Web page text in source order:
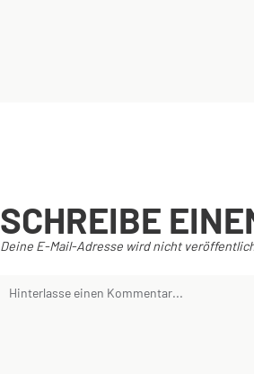
SCHREIBE
Deine E-Mail-Adresse wird nicht